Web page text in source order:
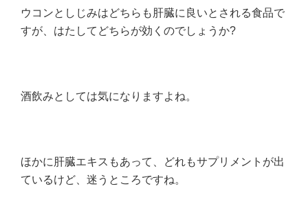
ウコンとしじみはどちらも肝臓に良いとされる食品で
すが、はたしてどちらが効くのでしょうか?
酒飲みとしては気になりますよね。
ほかに肝臓エキスもあって、どれもサプリメントが出
ているけど、迷うところですね。